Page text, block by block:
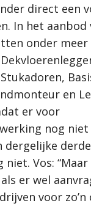
direct een
In het aanbod
onder meer
en
er voor
nog niet
dergelijke
niet. Vos:
er wel
voor